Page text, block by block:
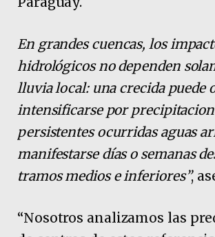
En grandes cuencas, los
hidrológicos no dependen
lluvia local: una crecida puede
intensificarse por
persistentes ocurridas aguas
manifestarse días o semanas
tramos medios e inferiores”,
“Nosotros analizamos las